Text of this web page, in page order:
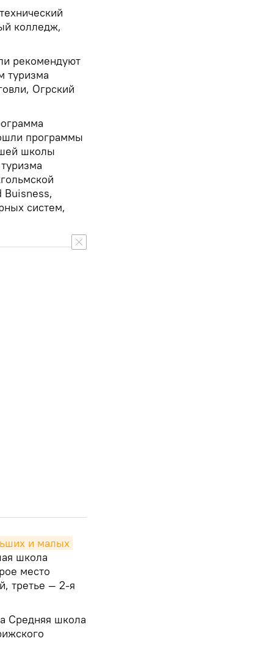
колледж,
рекомендуют
туризма
Огрский
программы
школы
Buisness,
систем,
и малых
школа
место
третье — 2-я
Средняя школа